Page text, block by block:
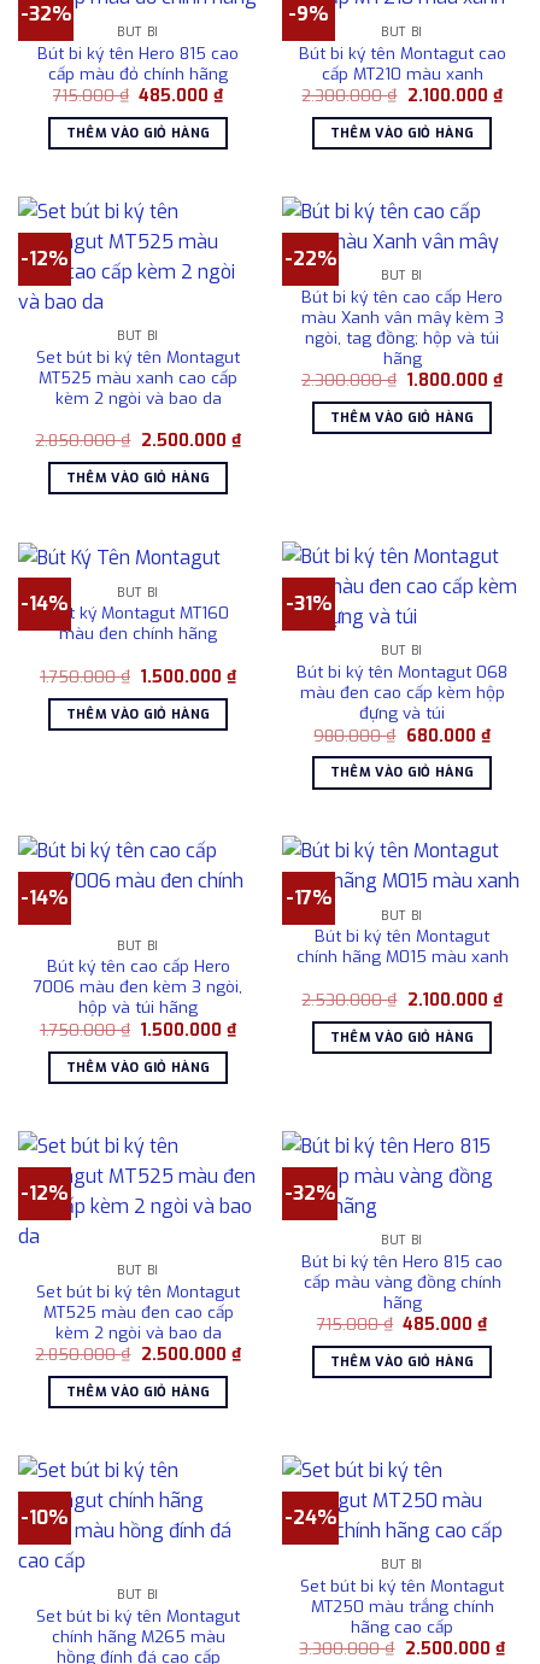
-32%
BÚT BI
Bút bi ký tên Hero 815 cao
cấp màu đỏ chính hãng
715.000₫ Giá
là:
715.000 ₫.
485.000₫Giá
hiện
tại
485.000 ₫.
THÊM VÀO GIỎ HÀNG
-9%
BÚT BI
Bút bi ký tên Montagut cao
cấp MT210 màu xanh
2.300.000₫ Giá
là:
2.300.000 ₫.
2.100.000 ₫Giá
hiện
THÊM VÀO GIỎ HÀNG
-12%
BÚT BI
Set bút bi ký tên Montagut
MT525 màu xanh cao cấp
kèm 2 ngòi và bao da
2.850.000₫ Giá
là:
2.850.000 ₫.
2.500.000 ₫Giá
hiện
THÊM VÀO GIỎ HÀNG
-22%
BÚT BI
Bút bi ký tên cao cấp Hero
màu Xanh vân mây kèm 3
ngòi, tag đồng; hộp và túi
hãng
2.300.000₫ Giá
là:
2.300.000 ₫.
1.800.000₫Giá
hiện
THÊM VÀO GIỎ HÀNG
-14% BÚT BI
Bút ký Montagut MT160
màu đen chính hãng
1.750.000₫ Giá
là:
1.750.000 ₫.
1.500.000₫Giá
hiện
1.500.000 ₫.
THÊM VÀO GIỎ HÀNG
-31%
BÚT BI
Bút bi ký tên Montagut 068
màu đen cao cấp kèm hộp
đựng và túi
980.000₫ Giá
là:
980.000 ₫.
680.000 ₫Giá
hiện
tại
THÊM VÀO GIỎ HÀNG
-14%
BÚT BI
Bút ký tên cao cấp Hero
7006 màu đen kèm 3 ngòi,
hộp và túi hãng
1.750.000₫ Giá
là:
1.750.000 ₫.
1.500.000₫Giá
hiện
THÊM VÀO GIỎ HÀNG
-17%
BÚT BI
Bút bi ký tên Montagut
chính hãng M015 màu xanh
2.530.000₫ Giá
là:
2.530.000 ₫.
2.100.000 ₫Giá
hiện
THÊM VÀO GIỎ HÀNG
-12%
BÚT BI
Set bút bi ký tên Montagut
MT525 màu đen cao cấp
kèm 2 ngòi và bao da
2.850.000₫ Giá
là:
2.850.000 ₫.
2.500.000 ₫Giá
hiện
THÊM VÀO GIỎ HÀNG
-32%
BÚT BI
Bút bi ký tên Hero 815 cao
cấp màu vàng đồng chính
hãng
715.000₫ Giá
là:
715.000 ₫.
485.000₫Giá
hiện
tại
THÊM VÀO GIỎ HÀNG
-10%
BÚT BI
Set bút bi ký tên Montagut
chính hãng M265 màu
hồng đính đá cao cấp
-24%
BÚT BI
Set bút bi ký tên Montagut
MT250 màu trắng chính
hãng cao cấp
3.300.000₫ Giá
2.500.000 ₫Giá